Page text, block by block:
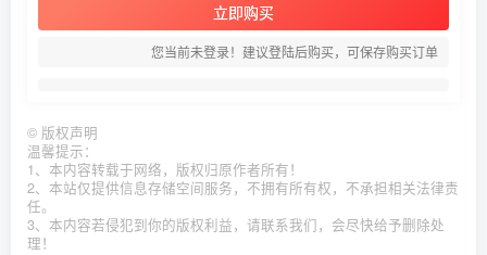
立即购买
您当前未登录！建议登陆后购买，可保存购买订单
© 版权声明
温馨提示：
1、本内容转载于网络，版权归原作者所有！
2、本站仅提供信息存储空间服务，不拥有所有权，不承担相关法律责
任。
3、本内容若侵犯到你的版权利益，请联系我们，会尽快给予删除处
理！